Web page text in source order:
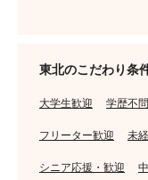
東北のこだわり条
大学生歓迎 学歴不問
フリーター歓迎 未
シニア応援・歓迎